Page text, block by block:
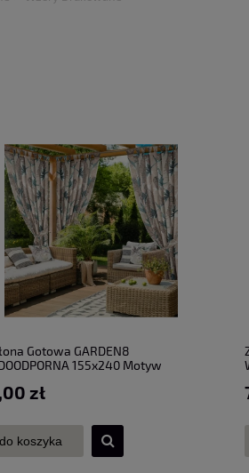
Gotowa GARDEN8
155x240 Motyw
zł
do koszyka